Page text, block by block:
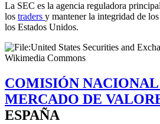
La SEC es la agencia reguladora
los traders y mantener la integridad de
los Estados Unidos.
COMISIÓN
MERCADO DE
ESPAÑA